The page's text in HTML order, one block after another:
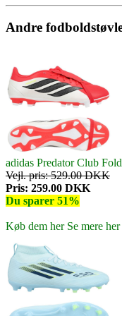
Andre
adidas Predator Club
Vejl. pris: 529.00 DKK
Pris: 259.00 DKK
Du sparer 51%
Køb dem herSe mere her